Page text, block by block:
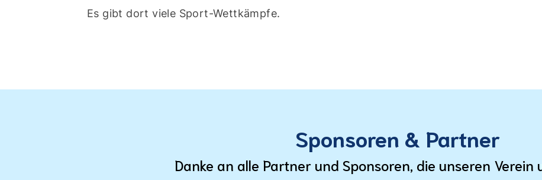
Es gibt dort viele Sport-Wettkämpfe.
Sponsoren & Partner
Danke an alle Partner und Sponsoren, die unseren Verein